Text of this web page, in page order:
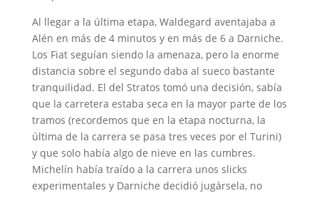
Al llegar a la última etapa, Waldegard aventajaba a
Alén en más de 4 minutos y en más de 6 a Darniche.
Los Fiat seguían siendo la amenaza, pero la enorme
distancia sobre el segundo daba al sueco bastante
tranquilidad. El del Stratos tomó una decisión, sabía
que la carretera estaba seca en la mayor parte de los
tramos (recordemos que en la etapa nocturna, la
última de la carrera se pasa tres veces por el Turini)
y que solo había algo de nieve en las cumbres.
Michelín había traído a la carrera unos slicks
experimentales y Darniche decidió jugársela, no